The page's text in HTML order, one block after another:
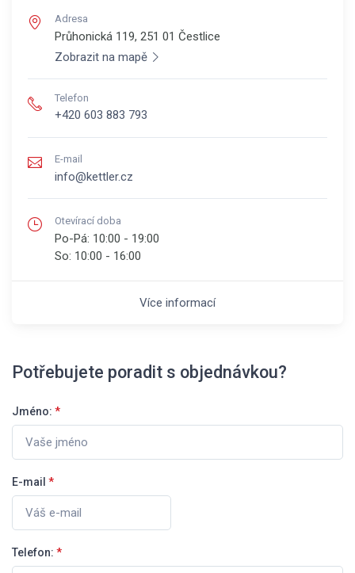
Adresa
Průhonická 119, 251 01 Čestlice
Zobrazit na mapě
Telefon
+420 603 883 793
E-mail
info@kettler.cz
Otevírací doba
Po-Pá: 10:00 - 19:00
So: 10:00 - 16:00
Více informací
Potřebujete poradit s objednávkou?
Jméno: *
E-mail *
Telefon: *